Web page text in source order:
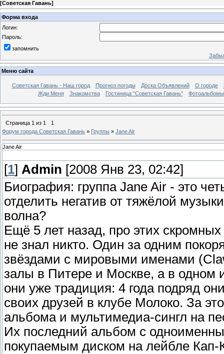
[Советская Гавань]
Форма входа
Логин:
Пароль:
запомнить
Меню сайта
Советская Гавань - Наш город Прогноз погоды Доска Объявлений О городе
Жди Меня
Знакомства Гостиница "Советская Гавань" Фотоальбомы
Страница 1 из 1
1
Форум города Советская Гавань » Группы » Jane Air
Jane Air
[1] Admin [2008 Янв 23, 02:42]
Биография: группа Jane Air - это
отделить негатив от тяжёлой
волна?
Ещё 5 лет назад, про этих
не знал никто. Один за одним
звёздами с мировыми именами
залы в Питере и Москве, а в одном
они уже традиция: 4 года подряд
своих друзей в клубе Молоко. За
альбома и мультимедиа-сингл на
Их последний альбом с
покупаемым диском на лейбле Кап-